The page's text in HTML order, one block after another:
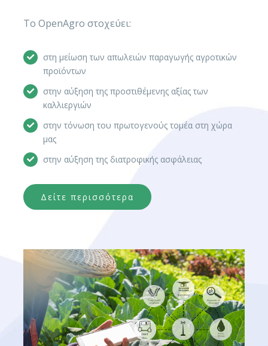
Το OpenAgro στοχεύει:
στη μείωση των απωλειών παραγωγής αγροτικών
προϊόντων
στην αύξηση της προστιθέμενης αξίας των
καλλιεργιών
στην τόνωση του πρωτογενούς τομέα στη χώρα
μας
στην αύξηση της διατροφικής ασφάλειας
Δείτε περισσότερα